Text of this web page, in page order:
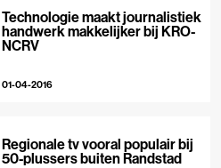
Technologie maakt journalistiek
handwerk makkelijker bij KRO-
NCRV
01-04-2016
Regionale tv vooral populair bij
50-plussers buiten Randstad